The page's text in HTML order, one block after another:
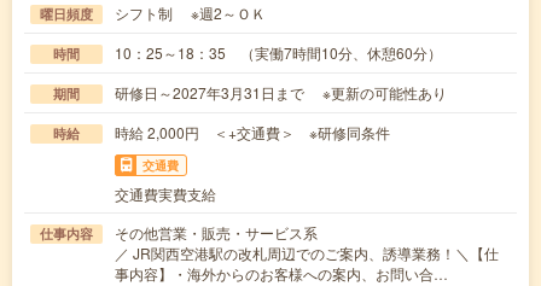
曜日頻度 シフト制 ※週2～ＯＫ
時間 10：25～18：35 （実働7時間10分、休憩60分）
期間 研修日～2027年3月31日まで ※更新の可能性あり
時給 時給 2,000円 ＜+交通費＞ ※研修同条件
交通費
交通費実費支給
仕事内容
その他営業・販売・サービス系
／ JR関西空港駅の改札周辺でのご案内、誘導業務！＼【仕
事内容】・海外からのお客様への案内、お問い合…